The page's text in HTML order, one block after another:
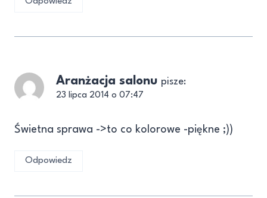
Aranżacja salonu pisze:
23 lipca 2014 o 07:47
Świetna sprawa ->to co kolorowe -piękne ;))
Odpowiedz